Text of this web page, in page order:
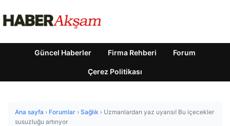
Güncel Haberler Firma Rehberi Forum
Çerez Politikası
Ana sayfa › Forumlar › Sağlık › Uzmanlardan yaz uyarısı! Bu içecekler
susuzluğu artırıyor